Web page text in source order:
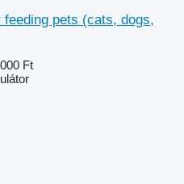
feeding pets (cats, dogs,
Ft